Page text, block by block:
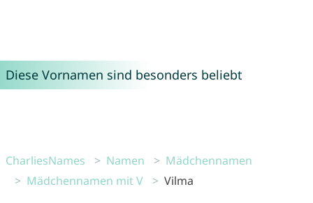
Diese Vornamen sind besonders beliebt
CharliesNames Namen
Mädchennamen
Mädchennamen mit V
Vilma